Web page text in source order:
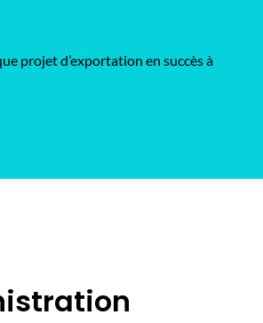
projet d’exportation en succès à